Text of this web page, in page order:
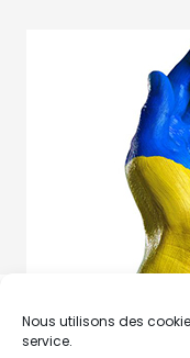
Nous utilisons des
service.